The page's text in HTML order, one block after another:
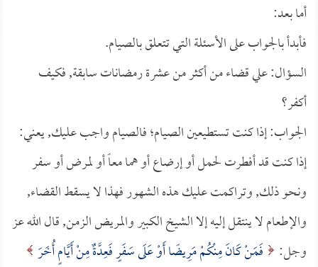
أما بعد:
فأبدأ بالجواب على الأسئلة التي تتعلق بالصيام.
السؤال: علي قضاء من أكثر من عشرة رمضانات سابقة, فكيف
أكفر؟
الجواب: إذا كنت تستطيعين الصيام؛ فالصيام واجب عليك, يعني:
إذا كنت قد أفطرت لحمل أو إرضاع أو هما معاً أو لمرض أو سفر
ونحو ذلك, وتراكمت عليك هذه الشهور فهذا لا يسقط القضاء,
والإطعام لا ينتقل إليه إلا الشيخ الكبير والمريض الزمن, قال الله عز
وجل:
فَمَنْ كَانَ مِنْكُمْ مَرِيضًا أَوْ عَلَى سَفَرٍ فَعِدَّةٌ مِنْ أَيَّامٍ أُخَرَ